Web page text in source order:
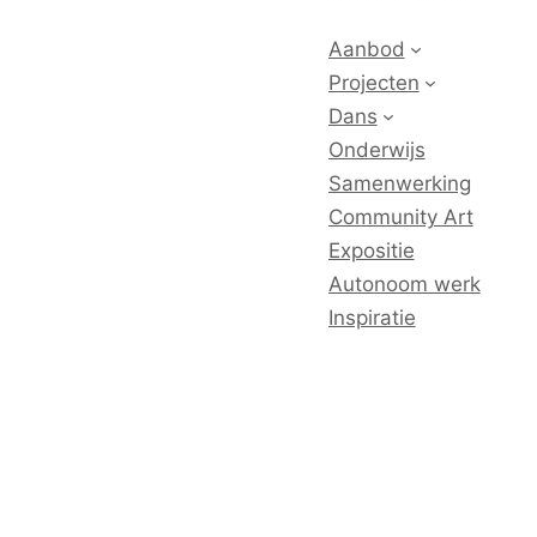
Aanbod
Projecten
Dans
Onderwijs
Samenwerking
Community Art
Expositie
Autonoom werk
Inspiratie